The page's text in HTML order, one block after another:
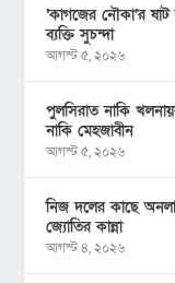
‘কাগজের নৌকা’র
ব্যক্তি সুচন্দা
আগস্ট ৫, ২০২৬
পুলসিরাত নাকি
নাকি মেহজাবীন
আগস্ট ৫, ২০২৬
নিজ দলের কাছে
জ্যোতির কান্না
আগস্ট ৪, ২০২৬